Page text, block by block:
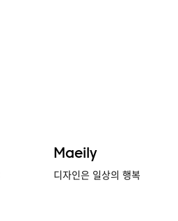
Maeily
디자인은 일상의 행복